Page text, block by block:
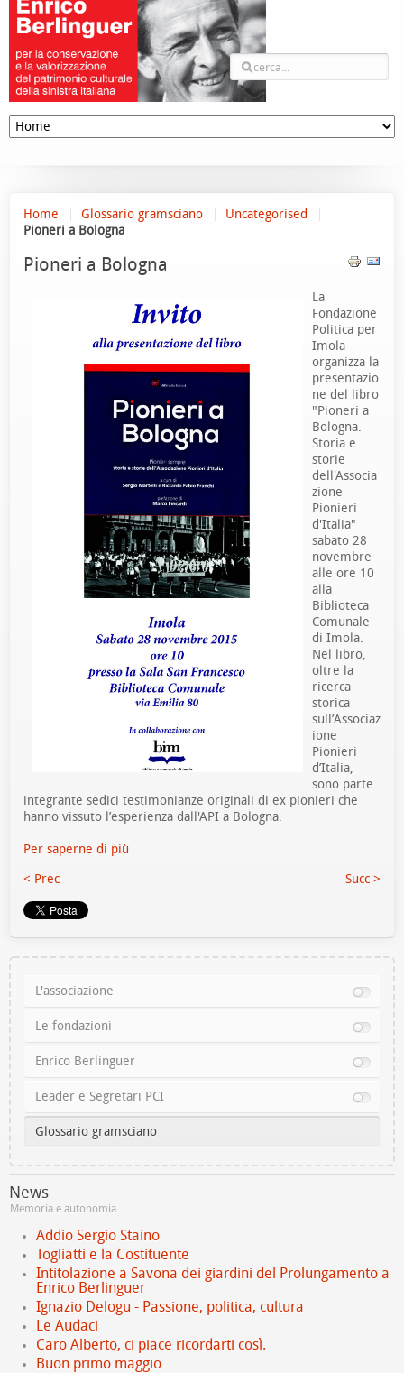
Home Glossario gramsciano
Uncategorised
Pioneri a Bologna
Pioneri a Bologna
La
Fondazione
Politica per
Imola
organizza la
presentazio
ne del libro
"Pioneri a
Bologna.
Storia e
storie
dell'Associa
zione
Pionieri
d'Italia"
sabato 28
novembre
alle ore 10
alla
Biblioteca
Comunale
di Imola.
Nel libro,
oltre la
ricerca
storica
sull’Associaz
ione
Pionieri
d’Italia,
sono parte
integrante sedici testimonianze originali di ex pionieri che
hanno vissuto l’esperienza dall'API a Bologna.
Per saperne di più
< Prec
Succ >
L'associazione
Le fondazioni
Enrico Berlinguer
Leader e Segretari PCI
Glossario gramsciano
News
Memoria e autonomia
Addio Sergio Staino
Togliatti e la Costituente
Intitolazione a Savona dei giardini del Prolungamento a
Enrico Berlinguer
Ignazio Delogu - Passione, politica, cultura
Le Audaci
Caro Alberto, ci piace ricordarti così.
Buon primo maggio